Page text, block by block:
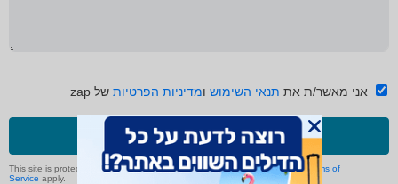
אני מאשר/ת את תנאי השימוש ומדיניות הפרטיות של zap
שליחה
This site is protected by reCAPTCHA and the GooglePrivacy Policyand Terms of
Service apply.